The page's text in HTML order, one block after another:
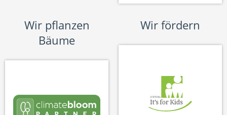
Wir pflanzen
Bäume
Wir fördern